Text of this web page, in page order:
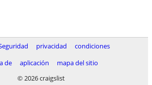
privacidad
condiciones
de
aplicación
mapa del sitio
© 2026 craigslist